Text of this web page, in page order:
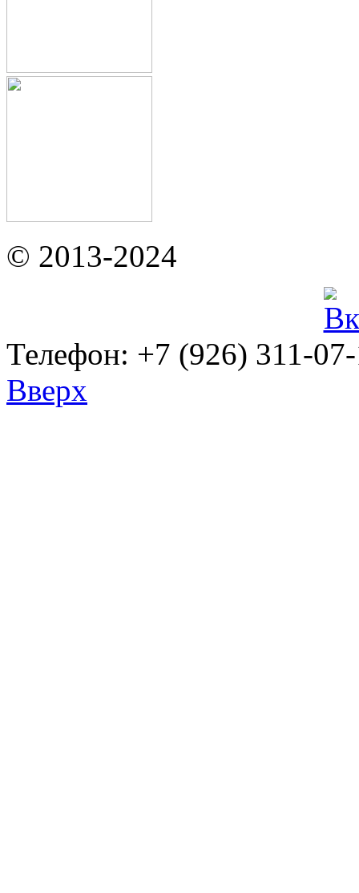
© 2013-2024
Телефон: +7 (926) 311-
Вверх